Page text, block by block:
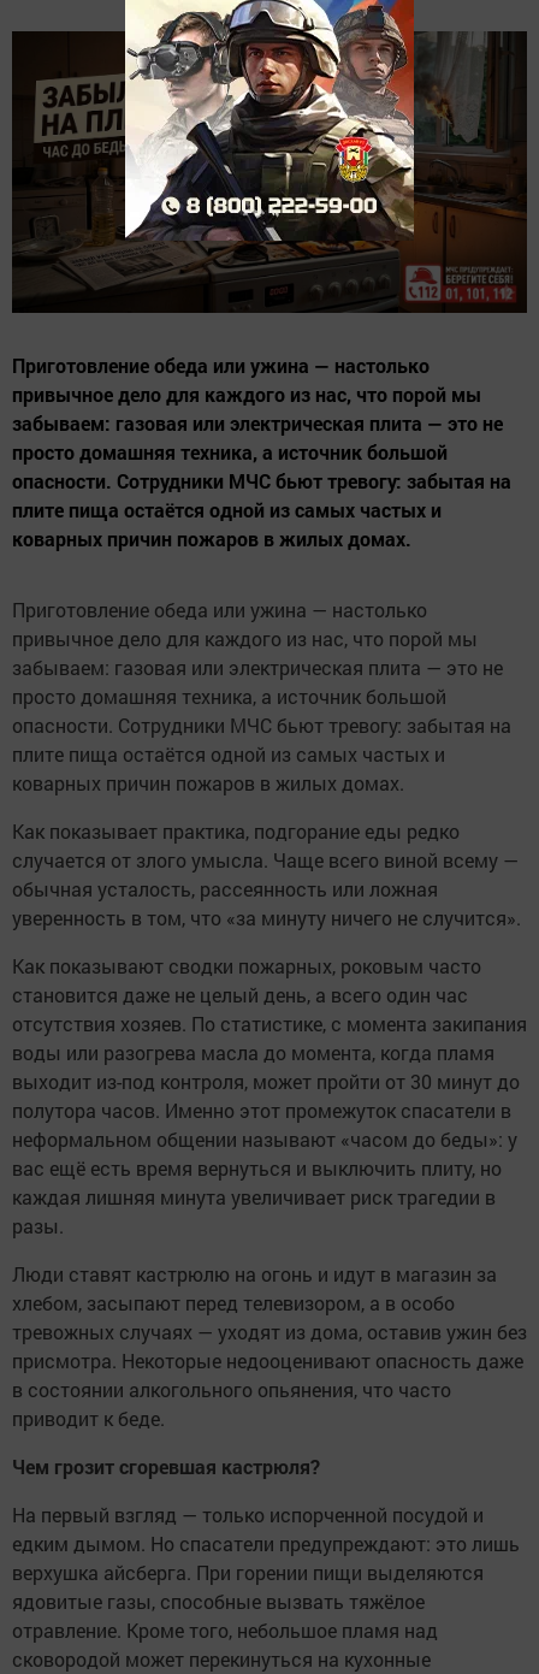
Приготовление обеда или ужина — настолько
привычное дело для каждого из нас, что порой мы
забываем: газовая или электрическая плита — это не
просто домашняя техника, а источник большой
опасности. Сотрудники МЧС бьют тревогу: забытая на
плите пища остаётся одной из самых частых и
коварных причин пожаров в жилых домах.
Приготовление обеда или ужина — настолько
привычное дело для каждого из нас, что порой мы
забываем: газовая или электрическая плита — это не
просто домашняя техника, а источник большой
опасности. Сотрудники МЧС бьют тревогу: забытая на
плите пища остаётся одной из самых частых и
коварных причин пожаров в жилых домах.
Как показывает практика, подгорание еды редко
случается от злого умысла. Чаще всего виной всему —
обычная усталость, рассеянность или ложная
уверенность в том, что «за минуту ничего не случится».
Как показывают сводки пожарных, роковым часто
становится даже не целый день, а всего один час
отсутствия хозяев. По статистике, с момента закипания
воды или разогрева масла до момента, когда пламя
выходит из-под контроля, может пройти от 30 минут до
полутора часов. Именно этот промежуток спасатели в
неформальном общении называют «часом до беды»: у
вас ещё есть время вернуться и выключить плиту, но
каждая лишняя минута увеличивает риск трагедии в
разы.
Люди ставят кастрюлю на огонь и идут в магазин за
хлебом, засыпают перед телевизором, а в особо
тревожных случаях — уходят из дома, оставив ужин без
присмотра. Некоторые недооценивают опасность даже
в состоянии алкогольного опьянения, что часто
приводит к беде.
Чем грозит сгоревшая кастрюля?
На первый взгляд — только испорченной посудой и
едким дымом. Но спасатели предупреждают: это лишь
верхушка айсберга. При горении пищи выделяются
ядовитые газы, способные вызвать тяжёлое
отравление. Кроме того, небольшое пламя над
сковородой может перекинуться на кухонные